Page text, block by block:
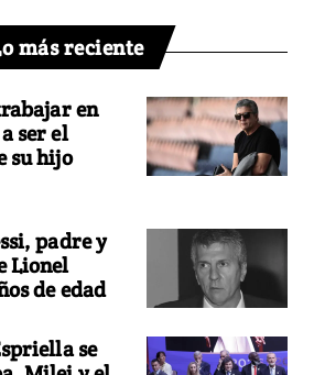
más reciente
en
ser el
su hijo
padre y
Lionel
de edad
se